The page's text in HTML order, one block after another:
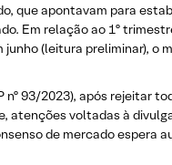
apontavam para
Em relação ao 1º
(leitura preliminar), o
93/2023), após rejeitar
atenções voltadas à
de mercado espera